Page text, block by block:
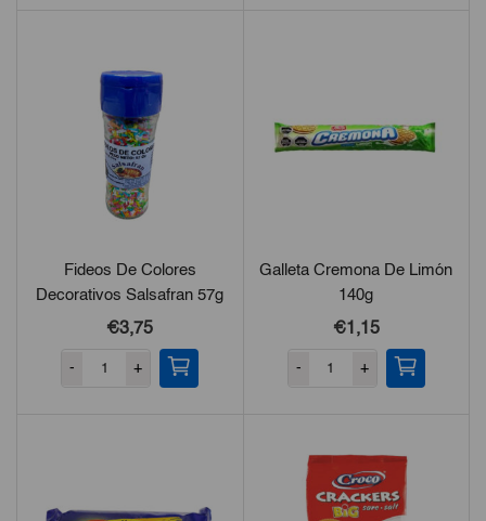
Fideos De Colores
Decorativos Salsafran 57g
€3,75
- +
Galleta Cremona De Limón
140g
€1,15
- +